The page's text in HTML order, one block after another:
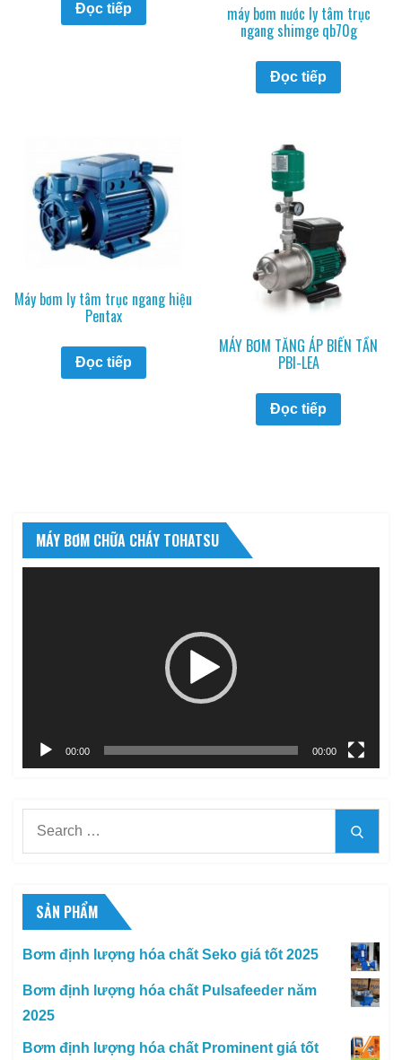
Đọc tiếp máy bơm nước ly tâm trục
ngang shimge qb70g
Đọc tiếp
Máy bơm ly tâm trục ngang hiệu
Pentax
Đọc tiếp
MÁY BƠM TĂNG ÁP BIẾN TẦN
PBI-LEA
Đọc tiếp
MÁY BƠM CHỮA CHÁY TOHATSU
00:00 00:00
SẢN PHẨM
Bơm định lượng hóa chất Seko giá tốt 2025
Bơm định lượng hóa chất Pulsafeeder năm
2025
Bơm định lượng hóa chất Prominent giá tốt